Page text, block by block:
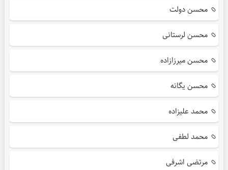
محسن دولت
محسن لرستانی
محسن میرزازاده
محسن یگانه
محمد علیزاده
محمد لطفی
مرتضی اشرفی